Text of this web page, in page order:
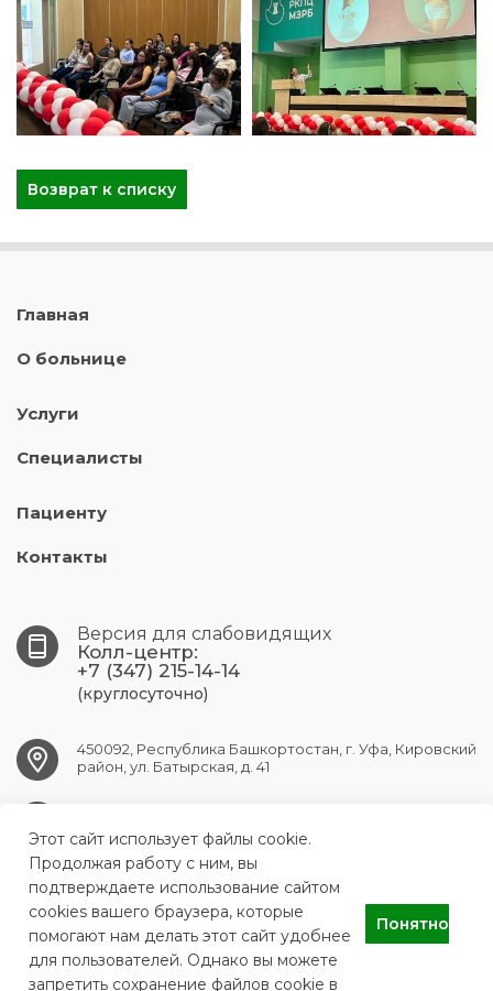
Возврат к списку
Главная
О больнице
Услуги
Специалисты
Пациенту
Контакты
Версия для слабовидящих
Колл-центр:
+7 (347) 215-14-14
(круглосуточно)
450092, Республика Башкортостан, г. Уфа, Кировский
район, ул. Батырская, д. 41
ГБУЗ «Республиканский клинический перинатальный центр»
Министерства здравоохранения Республики Башкортостан
Этот сайт использует файлы cookie.
Продолжая работу с ним, вы
подтверждаете использование сайтом
cookies вашего браузера, которые
помогают нам делать этот сайт удобнее
для пользователей. Однако вы можете
запретить сохранение файлов cookie в
Понятно